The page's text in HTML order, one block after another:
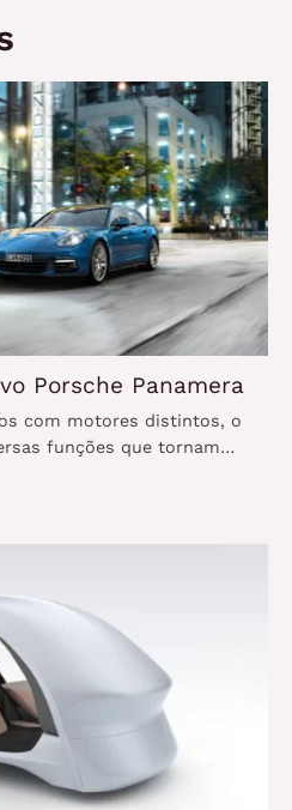
Porsche Panamera
com motores distintos, o
funções que tornam…